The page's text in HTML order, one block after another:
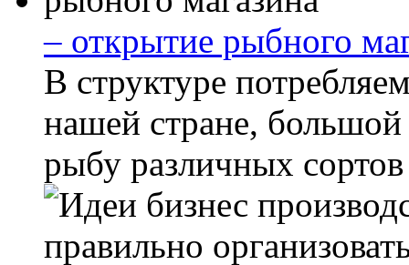
– открытие рыбного
В структуре
нашей стране,
рыбу различных